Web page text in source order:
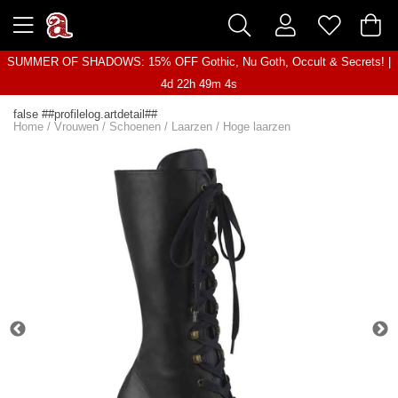
SUMMER OF SHADOWS: 15% OFF Gothic, Nu Goth, Occult & Secrets! |
4d 22h 49m 4s
false ##profilelog.artdetail##
Home / Vrouwen / Schoenen / Laarzen / Hoge laarzen